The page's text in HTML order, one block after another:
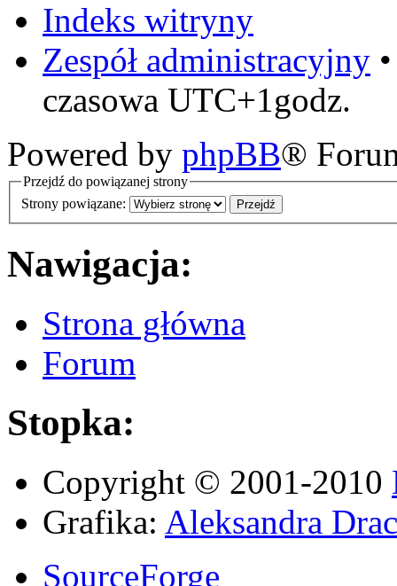
Indeks witryny
Zespół administracyjny
czasowa UTC+1godz.
Powered by phpBB®
Przejdź do powiązanej strony
Strony powiązane:
Nawigacja:
Strona główna
Forum
Stopka:
Copyright © 2001-2010
Grafika: Aleksandra
SourceForge